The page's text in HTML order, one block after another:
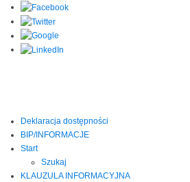
Deklaracja dostępności
BIP/INFORMACJE
Start
Szukaj
KLAUZULA INFORMACYJNA